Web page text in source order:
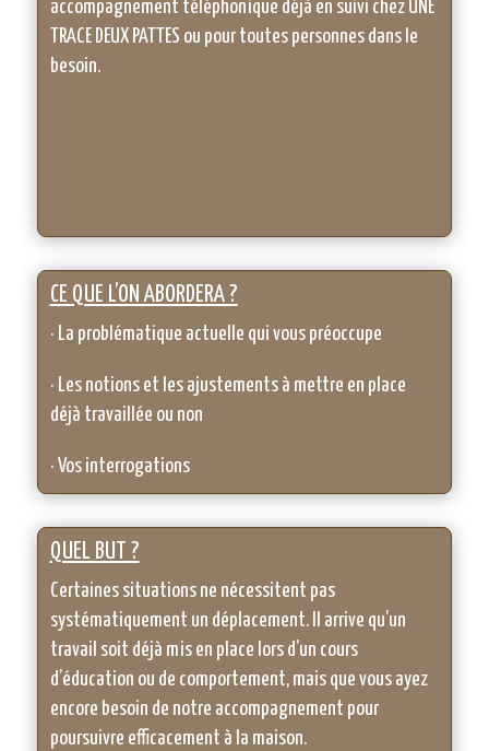
accompagnement téléphonique déjà en suivi chez UNE
TRACE DEUX PATTES ou pour toutes personnes dans le
besoin.
CE QUE L’ON ABORDERA ?
· La problématique actuelle qui vous préoccupe
· Les notions et les ajustements à mettre en place
déjà travaillée ou non
· Vos interrogations
QUEL BUT ?
Certaines situations ne nécessitent pas
systématiquement un déplacement. Il arrive qu’un
travail soit déjà mis en place lors d’un cours
d’éducation ou de comportement, mais que vous ayez
encore besoin de notre accompagnement pour
poursuivre efficacement à la maison.